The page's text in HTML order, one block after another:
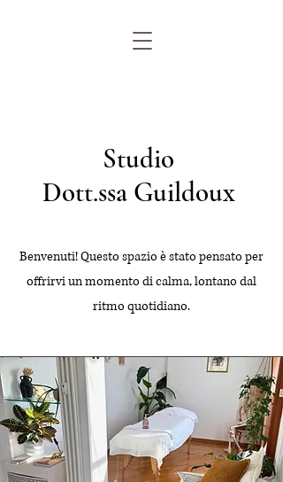
Studio
Dott.ssa Guildoux
Benvenuti! Questo spazio è stato pensato per
offrirvi un momento di calma, lontano dal
ritmo quotidiano.